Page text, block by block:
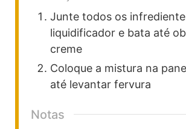
Junte todos os
liquidificador e bata até
creme
Coloque a mistura na
até levantar fervura
Notas